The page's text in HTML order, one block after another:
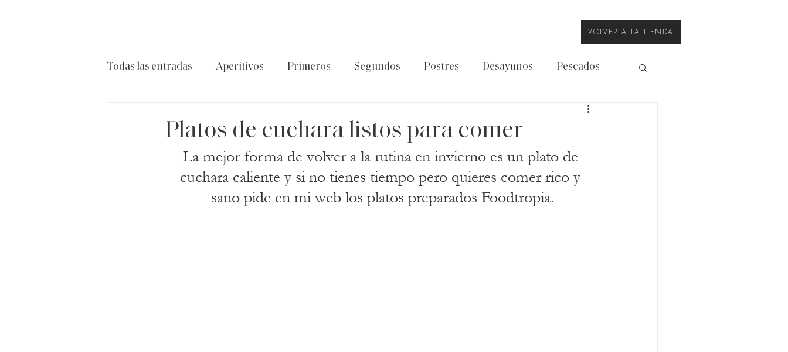
VOLVER A LA TIENDA
Todas las entradas Aperitivos Primeros Segundos Postres Desayunos Pescados
Legumbres
Platos de cuchara listos para comer
La mejor forma de volver a la rutina en invierno es un plato de
cuchara caliente y si no tienes tiempo pero quieres comer rico y
sano pide en mi web los platos preparados Foodtropia.